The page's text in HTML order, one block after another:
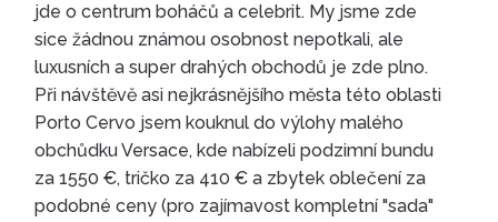
jde o centrum boháčů a celebrit. My jsme zde
sice žádnou známou osobnost nepotkali, ale
luxusních a super drahých obchodů je zde plno.
Při návštěvě asi nejkrásnějšího města této oblasti
Porto Cervo jsem kouknul do výlohy malého
obchůdku Versace, kde nabízeli podzimní bundu
za 1550 €, tričko za 410 € a zbytek oblečení za
podobné ceny (pro zajímavost kompletní "sada"